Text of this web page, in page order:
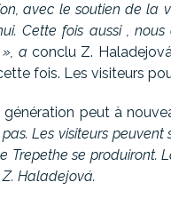
avec le soutien de la
Cette fois aussi ,
a conclu Z.
fois. Les visiteurs
génération peut à
Les visiteurs
Trepethe se produiront.
Haladejová.